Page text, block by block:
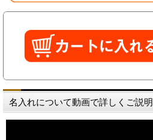
名入れについて動画で詳しくご説明